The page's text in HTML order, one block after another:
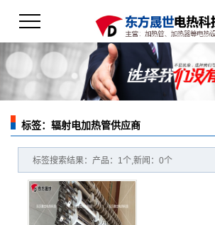
标签：辐射电加热管供应商
您的当前
标签搜索结果：产品：1个,新闻：0个